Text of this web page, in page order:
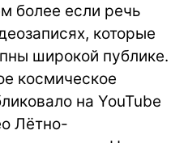
более если речь
которые
широкой публике.
космическое
на YouTube
Лётно-